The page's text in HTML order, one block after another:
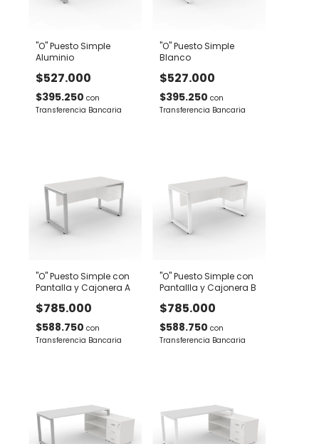
"O" Puesto Simple
Aluminio
$527.000
$395.250 con
Transferencia Bancaria
"O" Puesto Simple
Blanco
$527.000
$395.250 con
Transferencia Bancaria
"O" Puesto Simple con
Pantalla y Cajonera A
$785.000
$588.750 con
Transferencia Bancaria
"O" Puesto Simple con
Pantallla y Cajonera B
$785.000
$588.750 con
Transferencia Bancaria